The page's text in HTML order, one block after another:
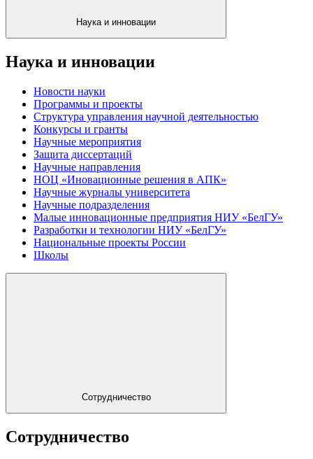
Наука и инновации
Наука и инновации
Новости науки
Программы и проекты
Структура управления научной деятельностью
Конкурсы и гранты
Научные мероприятия
Защита диссертаций
Научные направления
НОЦ «Иновационные решения в АПК»
Научные журналы университета
Научные подразделения
Малые инновационные предприятия НИУ «БелГУ»
Разработки и технологии НИУ «БелГУ»
Национальные проекты России
Школы
Сотрудничество
Сотрудничество